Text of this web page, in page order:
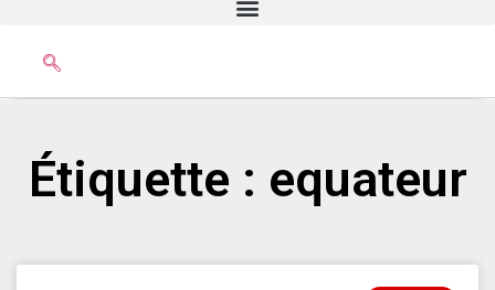
Étiquette : equateur